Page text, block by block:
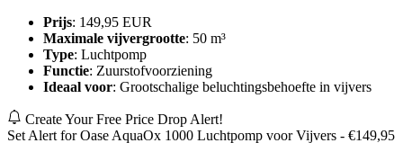
Prijs: 149,95 EUR
Maximale vijvergrootte: 50 m³
Type: Luchtpomp
Functie: Zuurstofvoorziening
Ideaal voor: Grootschalige beluchtingsbehoefte in vijvers
Create Your Free Price Drop Alert!
Set Alert for Oase AquaOx 1000 Luchtpomp voor Vijvers - €149,95